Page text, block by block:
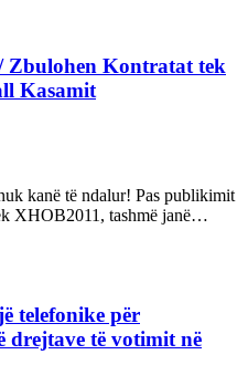
Kontratat tek
Kasamit
kanë të ndalur! Pas publikimit
XHOB2011, tashmë janë…
telefonike për
drejtave të votimit në